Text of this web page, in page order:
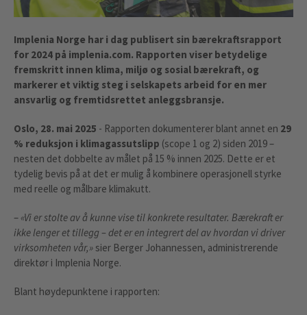
Implenia Norge har i dag publisert sin bærekraftsrapport
for 2024 på implenia.com. Rapporten viser betydelige
fremskritt innen klima, miljø og sosial bærekraft, og
markerer et viktig steg i selskapets arbeid for en mer
ansvarlig og fremtidsrettet anleggsbransje.
Oslo, 28. mai 2025 - Rapporten dokumenterer blant annet en 29
% reduksjon i klimagassutslipp (scope 1 og 2) siden 2019 –
nesten det dobbelte av målet på 15 % innen 2025. Dette er et
tydelig bevis på at det er mulig å kombinere operasjonell styrke
med reelle og målbare klimakutt.
– «Vi er stolte av å kunne vise til konkrete resultater. Bærekraft er
ikke lenger et tillegg – det er en integrert del av hvordan vi driver
virksomheten vår,» sier Berger Johannessen, administrerende
direktør i Implenia Norge.
Blant høydepunktene i rapporten: